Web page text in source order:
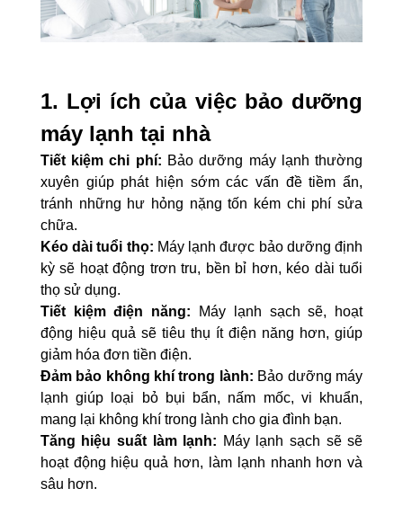
1. Lợi ích của việc bảo dưỡng
máy lạnh tại nhà
Tiết kiệm chi phí: Bảo dưỡng máy lạnh thường
xuyên giúp phát hiện sớm các vấn đề tiềm ẩn,
tránh những hư hỏng nặng tốn kém chi phí sửa
chữa.
Kéo dài tuổi thọ: Máy lạnh được bảo dưỡng định
kỳ sẽ hoạt động trơn tru, bền bỉ hơn, kéo dài tuổi
thọ sử dụng.
Tiết kiệm điện năng: Máy lạnh sạch sẽ, hoạt
động hiệu quả sẽ tiêu thụ ít điện năng hơn, giúp
giảm hóa đơn tiền điện.
Đảm bảo không khí trong lành: Bảo dưỡng máy
lạnh giúp loại bỏ bụi bẩn, nấm mốc, vi khuẩn,
mang lại không khí trong lành cho gia đình bạn.
Tăng hiệu suất làm lạnh: Máy lạnh sạch sẽ sẽ
hoạt động hiệu quả hơn, làm lạnh nhanh hơn và
sâu hơn.